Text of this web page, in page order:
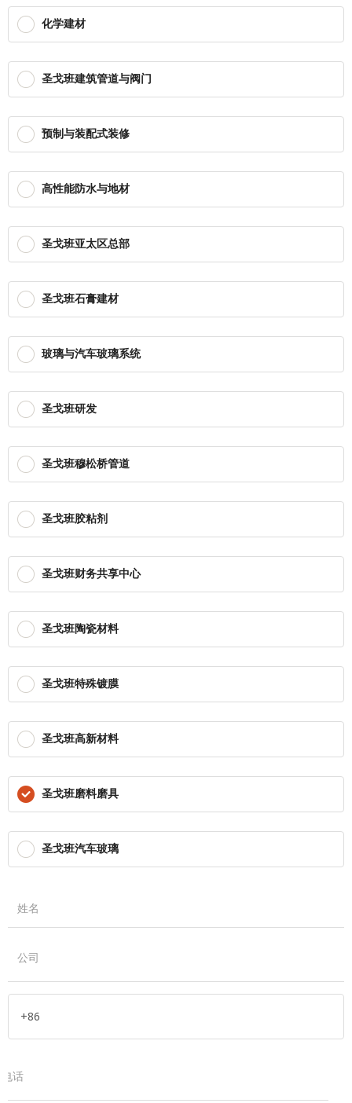
化学建材
圣戈班建筑管道与阀门
预制与装配式装修
高性能防水与地材
圣戈班亚太区总部
圣戈班石膏建材
玻璃与汽车玻璃系统
圣戈班研发
圣戈班穆松桥管道
圣戈班胶粘剂
圣戈班财务共享中心
圣戈班陶瓷材料
圣戈班特殊镀膜
圣戈班高新材料
圣戈班磨料磨具
圣戈班汽车玻璃